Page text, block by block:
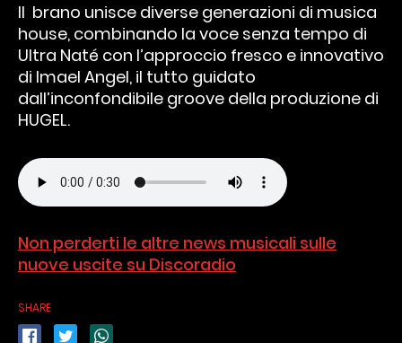
Il brano unisce diverse generazioni di musica
house, combinando la voce senza tempo di
Ultra Naté con l’approccio fresco e innovativo
di Imael Angel, il tutto guidato
dall’inconfondibile groove della produzione di
HUGEL.
Non perderti le altre news musicali sulle
nuove uscite su Discoradio
SHARE